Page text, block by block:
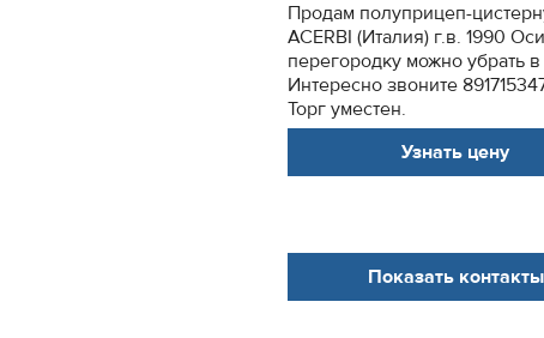
Продам полуприцеп-
ACERBI (Италия) г.в. 1990
перегородку можно убрать
Интересно звоните
Торг уместен.
Узнать цену
Показать контакты